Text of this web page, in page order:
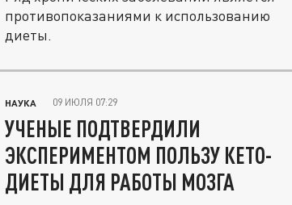
противопоказаниями к использованию
диеты.
НАУКА 09 ИЮЛЯ 07:29
УЧЕНЫЕ ПОДТВЕРДИЛИ
ЭКСПЕРИМЕНТОМ ПОЛЬЗУ КЕТО-
ДИЕТЫ ДЛЯ РАБОТЫ МОЗГА